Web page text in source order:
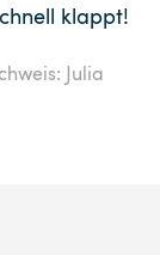
klappt!
Julia